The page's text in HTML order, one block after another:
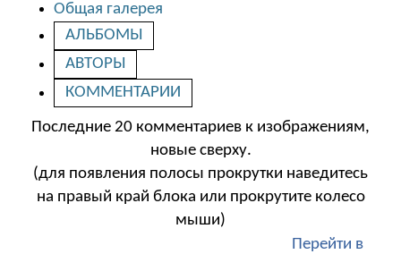
Общая галерея
АЛЬБОМЫ
АВТОРЫ
КОММЕНТАРИИ
Последние 20 комментариев к изображениям,
новые сверху.
(для появления полосы прокрутки наведитесь
на правый край блока или прокрутите колесо
мыши)
Перейти в